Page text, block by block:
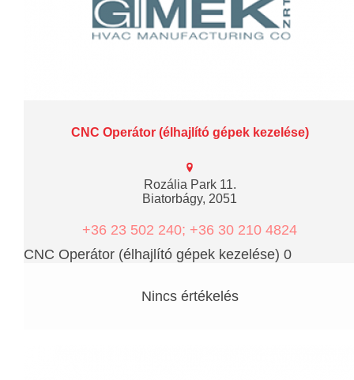
CNC Operátor (élhajlító gépek kezelése)
Rozália Park 11.
Biatorbágy, 2051
+36 23 502 240; +36 30 210 4824
CNC Operátor (élhajlító gépek kezelése) 0
Nincs értékelés